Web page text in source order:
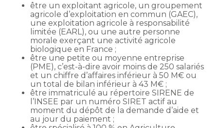
être un exploitant agricole, un groupement
agricole d’exploitation en commun (GAEC),
une exploitation agricole à responsabilité
limitée (EARL), ou une autre personne
morale exerçant une activité agricole
biologique en France ;
être une petite ou moyenne entreprise
(PME), c’est-à-dire avoir moins de 250 salariés
et un chiffre d’affaires inférieur à 50 M€ ou
un total de bilan inférieur à 43 M€ ;
être immatriculé au répertoire SIRENE de
l’INSEE par un numéro SIRET actif au
moment du dépôt de la demande d’aide et
au jour du paiement ;